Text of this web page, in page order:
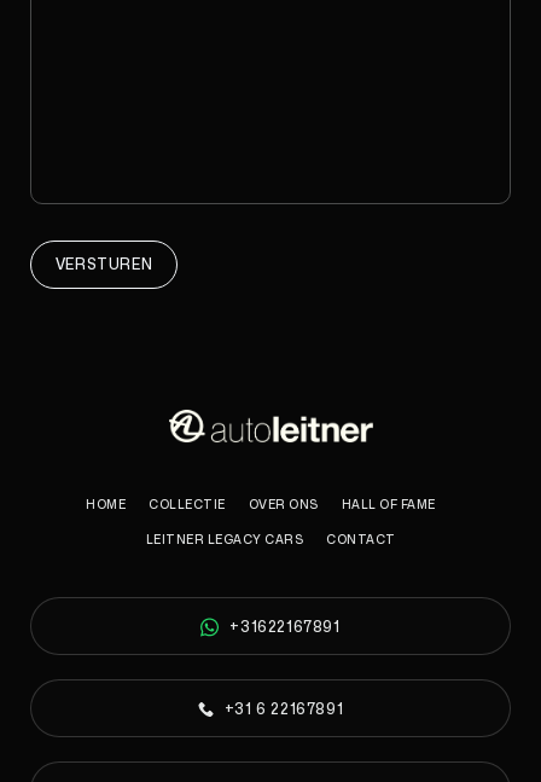
VERSTUREN
HOME COLLECTIE OVER ONS HALL OF FAME
LEITNER LEGACY CARS CONTACT
+31622167891
+31 6 22167891